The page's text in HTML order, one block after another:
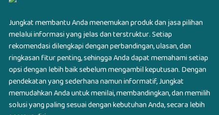
Jungkat membantu Anda menemukan produk dan jasa pilihan
melalui informasi yang jelas dan terstruktur. Setiap
rekomendasi dilengkapi dengan perbandingan, ulasan, dan
ringkasan fitur penting, sehingga Anda dapat memahami setiap
opsi dengan lebih baik sebelum mengambil keputusan. Dengan
pendekatan yang sederhana namun informatif, Jungkat
memudahkan Anda untuk menilai, membandingkan, dan memilih
solusi yang paling sesuai dengan kebutuhan Anda, secara lebih